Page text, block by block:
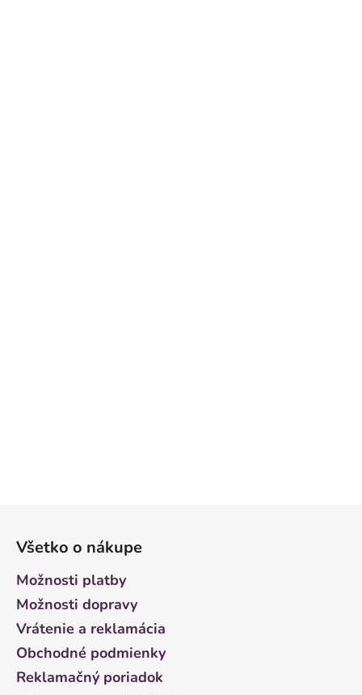
Všetko o nákupe
Možnosti platby
Možnosti dopravy
Vrátenie a reklamácia
Obchodné podmienky
Reklamačný poriadok